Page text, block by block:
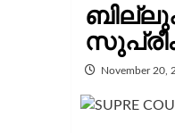
November 20,